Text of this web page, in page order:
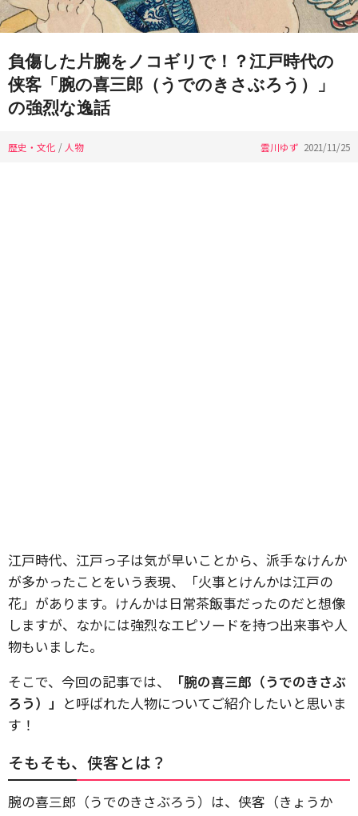
負傷した片腕をノコギリで！？江戸時代の
侠客「腕の喜三郎（うでのきさぶろう）」
の強烈な逸話
歴史・文化 / 人物 雲川ゆず 2021/11/25
江戸時代、江戸っ子は気が早いことから、派手なけんか
が多かったことをいう表現、「火事とけんかは江戸の
花」があります。けんかは日常茶飯事だったのだと想像
しますが、なかには強烈なエピソードを持つ出来事や人
物もいました。
そこで、今回の記事では、
「腕の喜三郎（うでのきさぶ
ろう）」 と呼ばれた人物についてご紹介したいと思いま
す！
そもそも、侠客とは？
腕の喜三郎（うでのきさぶろう）は、侠客（きょうか